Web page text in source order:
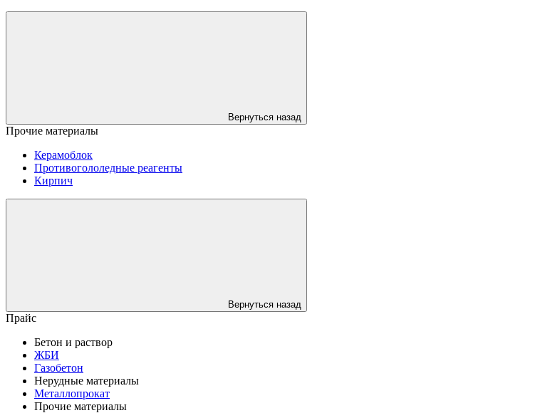
Вернуться назад
Прочие материалы
Керамоблок
Противогололедные реагенты
Кирпич
Вернуться назад
Прайс
Бетон и раствор
ЖБИ
Газобетон
Нерудные материалы
Металлопрокат
Прочие материалы